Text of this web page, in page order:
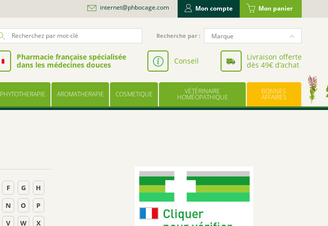
internet@phbocage.com Mon compte Mon panier
Recherche
pour
Recherche par : Marque
NUTERGIA
VALBIOTIS
BODYGUARD
LABORATOIRE LESCUYER
OWARI
COOPER
BAYER
UPSA
Pharmacie française spécialisée
dans les médecines douces
Conseil
Livraison offerte
dès 49€ d’achat
PHYTOTHERAPIE AROMATHERAPIE COSMETIQUE VÉTÉRINAIRE
HOMÉOPATHIQUE
BONNES
AFFAIRES
F G
H
N O
P
V W X